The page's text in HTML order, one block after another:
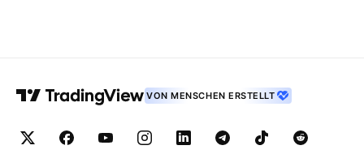
VON MENSCHEN ERSTELLT